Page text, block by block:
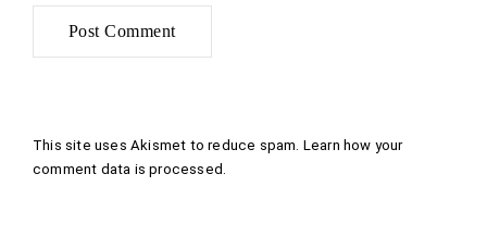
This site uses Akismet to reduce spam. Learn how your
comment data is processed .